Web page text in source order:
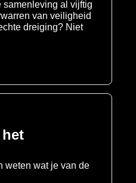
door
al vijftig
van veiligheid
dreiging? Niet
afvinklijstje.
het
weten wat je van de